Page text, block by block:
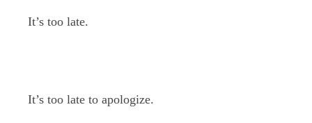
It’s too late.
It’s too late to apologize.